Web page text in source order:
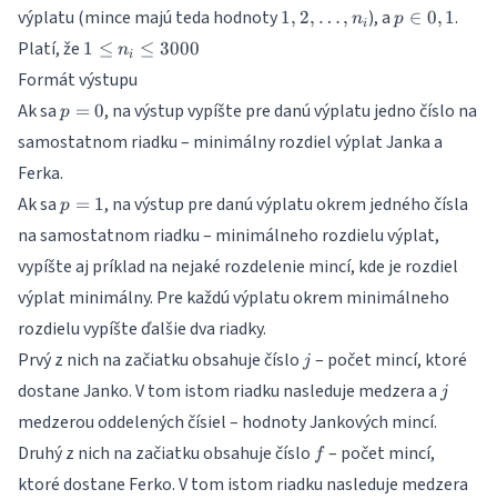
výplatu (mince majú teda hodnoty 1,
n_i
1, 2, … , ni), ap \in
p ∈ 0, 1.
Platí, že 1
\leq
n_i
\leq
3000
1 ≤ ni ≤ 3000
Formát výstupu
Ak sa p=0
p = 0, na výstup vypíšte pre danú výplatu jedno číslo na
samostatnom riadku – minimálny rozdiel výplat Janka a
Ferka.
Ak sa p=1
p = 1, na výstup pre danú výplatu okrem jedného čísla
na samostatnom riadku – minimálneho rozdielu výplat,
vypíšte aj príklad na nejaké rozdelenie mincí, kde je rozdiel
výplat minimálny. Pre každú výplatu okrem minimálneho
rozdielu vypíšte ďalšie dva riadky.
Prvý z nich na začiatku obsahuje číslo jj – počet mincí, ktoré
dostane Janko. V tom istom riadku nasleduje medzera a jj
medzerou oddelených čísiel – hodnoty Jankových mincí.
Druhý z nich na začiatku obsahuje číslo ff– počet mincí,
ktoré dostane Ferko. V tom istom riadku nasleduje medzera